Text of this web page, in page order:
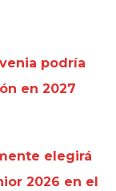
podría
en 2027
elegirá
2026 en el